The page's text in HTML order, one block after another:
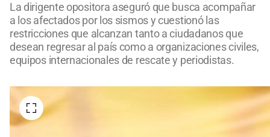
La dirigente opositora aseguró que busca acompañar
a los afectados por los sismos y cuestionó las
restricciones que alcanzan tanto a ciudadanos que
desean regresar al país como a organizaciones civiles,
equipos internacionales de rescate y periodistas.